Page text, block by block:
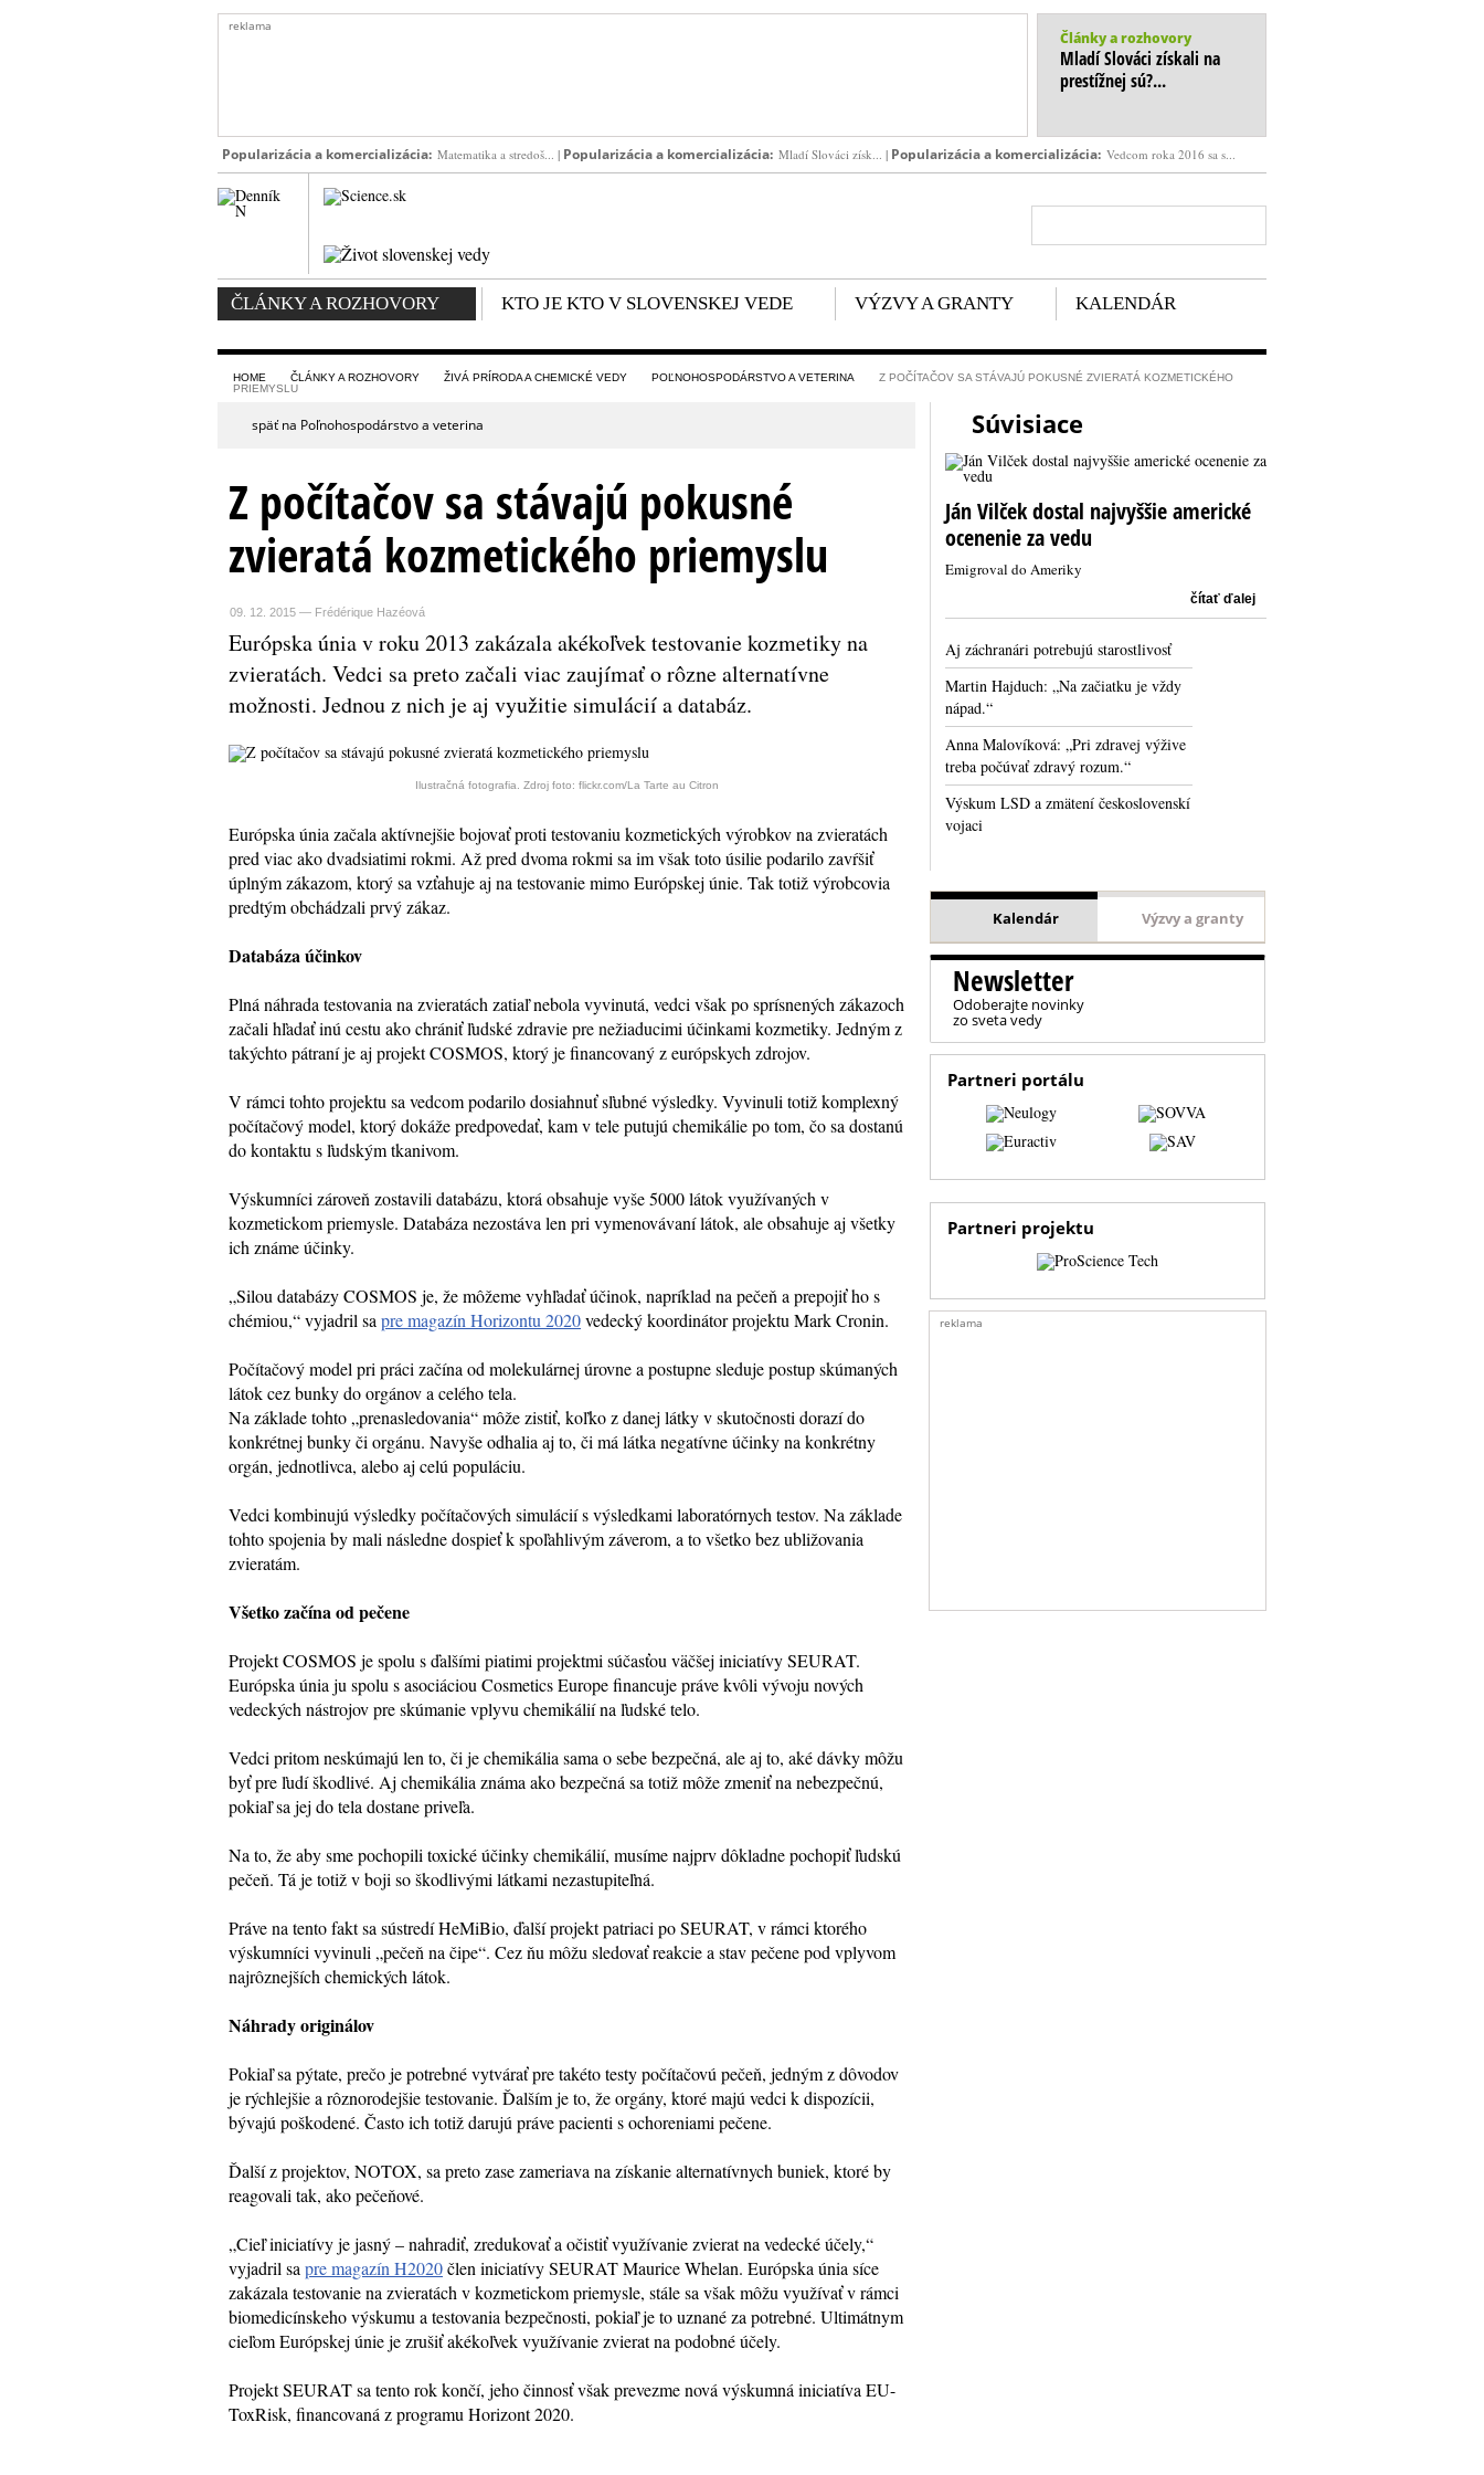
reklama
Články a rozhovory
Mladí Slováci získali na
prestížnej sú?...
Popularizácia a komercializácia: Matematika a stredoš... | Popularizácia a komercializácia: Mladí Slováci získ... | Popularizácia a komercializácia: Vedcom roka 2016 sa s...
ČLÁNKY A ROZHOVORY KTO JE KTO V SLOVENSKEJ VEDE VÝZVY A GRANTY KALENDÁR
HOME ČLÁNKY A ROZHOVORY ŽIVÁ PRÍRODA A CHEMICKÉ VEDY POĽNOHOSPODÁRSTVO A VETERINA
Z POČÍTAČOV SA STÁVAJÚ POKUSNÉ ZVIERATÁ KOZMETICKÉHO
PRIEMYSLU
späť na Poľnohospodárstvo a veterina
Z počítačov sa stávajú pokusné
zvieratá kozmetického priemyslu
09. 12. 2015 — Frédérique Hazéová
Európska únia v roku 2013 zakázala akékoľvek testovanie kozmetiky na
zvieratách. Vedci sa preto začali viac zaujímať o rôzne alternatívne
možnosti. Jednou z nich je aj využitie simulácií a databáz.
Ilustračná fotografia. Zdroj foto: flickr.com/La Tarte au Citron
Európska únia začala aktívnejšie bojovať proti testovaniu kozmetických výrobkov na zvieratách
pred viac ako dvadsiatimi rokmi. Až pred dvoma rokmi sa im však toto úsilie podarilo zavŕšiť
úplným zákazom, ktorý sa vzťahuje aj na testovanie mimo Európskej únie. Tak totiž výrobcovia
predtým obchádzali prvý zákaz.
Databáza účinkov
Plná náhrada testovania na zvieratách zatiaľ nebola vyvinutá, vedci však po sprísnených zákazoch
začali hľadať inú cestu ako chrániť ľudské zdravie pre nežiaducimi účinkami kozmetiky. Jedným z
takýchto pátraní je aj projekt COSMOS, ktorý je financovaný z európskych zdrojov.
V rámci tohto projektu sa vedcom podarilo dosiahnuť sľubné výsledky. Vyvinuli totiž komplexný
počítačový model, ktorý dokáže predpovedať, kam v tele putujú chemikálie po tom, čo sa dostanú
do kontaktu s ľudským tkanivom.
Výskumníci zároveň zostavili databázu, ktorá obsahuje vyše 5000 látok využívaných v
kozmetickom priemysle. Databáza nezostáva len pri vymenovávaní látok, ale obsahuje aj všetky
ich známe účinky.
„Silou databázy COSMOS je, že môžeme vyhľadať účinok, napríklad na pečeň a prepojiť ho s
chémiou,“ vyjadril sa pre magazín Horizontu 2020vedecký koordinátor projektu Mark Cronin.
Počítačový model pri práci začína od molekulárnej úrovne a postupne sleduje postup skúmaných
látok cez bunky do orgánov a celého tela.
Na základe tohto „prenasledovania“ môže zistiť, koľko z danej látky v skutočnosti dorazí do
konkrétnej bunky či orgánu. Navyše odhalia aj to, či má látka negatívne účinky na konkrétny
orgán, jednotlivca, alebo aj celú populáciu.
Vedci kombinujú výsledky počítačových simulácií s výsledkami laboratórnych testov. Na základe
tohto spojenia by mali následne dospieť k spoľahlivým záverom, a to všetko bez ubližovania
zvieratám.
Všetko začína od pečene
Projekt COSMOS je spolu s ďalšími piatimi projektmi súčasťou väčšej iniciatívy SEURAT.
Európska únia ju spolu s asociáciou Cosmetics Europe financuje práve kvôli vývoju nových
vedeckých nástrojov pre skúmanie vplyvu chemikálií na ľudské telo.
Vedci pritom neskúmajú len to, či je chemikália sama o sebe bezpečná, ale aj to, aké dávky môžu
byť pre ľudí škodlivé. Aj chemikália známa ako bezpečná sa totiž môže zmeniť na nebezpečnú,
pokiaľ sa jej do tela dostane priveľa.
Na to, že aby sme pochopili toxické účinky chemikálií, musíme najprv dôkladne pochopiť ľudskú
pečeň. Tá je totiž v boji so škodlivými látkami nezastupiteľná.
Práve na tento fakt sa sústredí HeMiBio, ďalší projekt patriaci po SEURAT, v rámci ktorého
výskumníci vyvinuli „pečeň na čipe“. Cez ňu môžu sledovať reakcie a stav pečene pod vplyvom
najrôznejších chemických látok.
Náhrady originálov
Pokiaľ sa pýtate, prečo je potrebné vytvárať pre takéto testy počítačovú pečeň, jedným z dôvodov
je rýchlejšie a rôznorodejšie testovanie. Ďalším je to, že orgány, ktoré majú vedci k dispozícii,
bývajú poškodené. Často ich totiž darujú práve pacienti s ochoreniami pečene.
Ďalší z projektov, NOTOX, sa preto zase zameriava na získanie alternatívnych buniek, ktoré by
reagovali tak, ako pečeňové.
„Cieľ iniciatívy je jasný – nahradiť, zredukovať a očistiť využívanie zvierat na vedecké účely,“
vyjadril sa pre magazín H2020člen iniciatívy SEURAT Maurice Whelan. Európska únia síce
zakázala testovanie na zvieratách v kozmetickom priemysle, stále sa však môžu využívať v rámci
biomedicínskeho výskumu a testovania bezpečnosti, pokiaľ je to uznané za potrebné. Ultimátnym
cieľom Európskej únie je zrušiť akékoľvek využívanie zvierat na podobné účely.
Projekt SEURAT sa tento rok končí, jeho činnosť však prevezme nová výskumná iniciatíva EU-
ToxRisk, financovaná z programu Horizont 2020.
Súvisiace
Ján Vilček dostal najvyššie americké
ocenenie za vedu
Emigroval do Ameriky
čítať ďalej
Aj záchranári potrebujú starostlivosť
Martin Hajduch: „Na začiatku je vždy
nápad.“
Anna Malovíková: „Pri zdravej výžive
treba počúvať zdravý rozum.“
Výskum LSD a zmätení československí
vojaci
Kalendár Výzvy a granty
Newsletter
Odoberajte novinky
zo sveta vedy
Partneri portálu
Partneri projektu
reklama